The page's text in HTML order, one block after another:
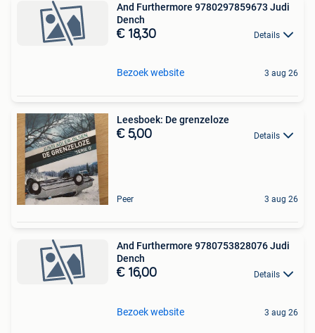
And Furthermore 9780297859673 Judi
Dench
€ 18,30 Details
Bezoek website 3 aug 26
Leesboek: De grenzeloze
€ 5,00 Details
Peer 3 aug 26
And Furthermore 9780753828076 Judi
Dench
€ 16,00 Details
Bezoek website 3 aug 26